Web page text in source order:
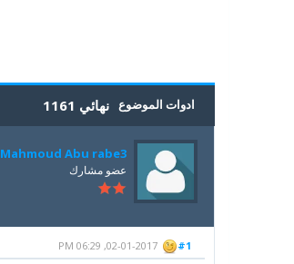
ادوات الموضوع نهائي 1161
Mahmoud Abu rabe3
عضو مشارك
#1
02-01-2017, 06:29 PM